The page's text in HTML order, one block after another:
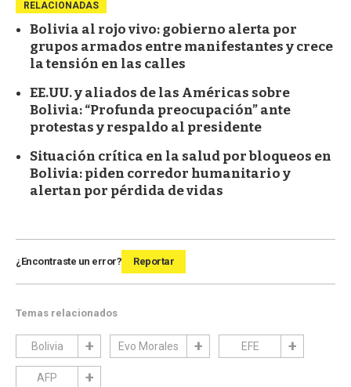
RELACIONADAS
Bolivia al rojo vivo: gobierno alerta por
grupos armados entre manifestantes y crece
la tensión en las calles
EE.UU. y aliados de las Américas sobre
Bolivia: “Profunda preocupación” ante
protestas y respaldo al presidente
Situación crítica en la salud por bloqueos en
Bolivia: piden corredor humanitario y
alertan por pérdida de vidas
¿Encontraste un error? Reportar
Temas relacionados
Bolivia Evo Morales EFE
AFP